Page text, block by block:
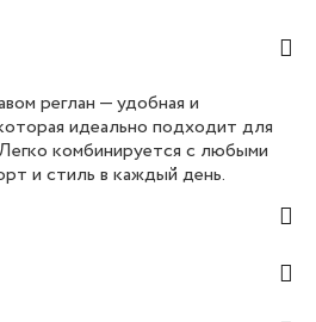
реглан — удобная и
идеально подходит для
комбинируется с любыми
и стиль в каждый день.